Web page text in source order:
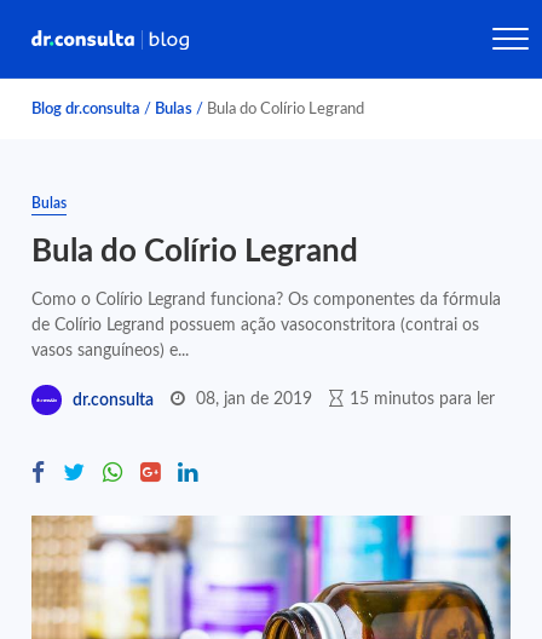
Blog dr.consulta / Bulas / Bula do Colírio Legrand
Bulas
Bula do Colírio Legrand
Como o Colírio Legrand funciona? Os componentes da fórmula
de Colírio Legrand possuem ação vasoconstritora (contrai os
vasos sanguíneos) e...
dr.consulta 08, jan de 2019 15 minutos para ler